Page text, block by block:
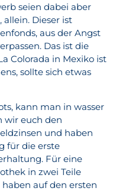
seien dabei aber
Dieser ist
aus der Angst
Das ist die
Colorada in Mexiko ist
sollte sich etwas
kann man in wasser
wir euch den
und haben
für die erste
Für eine
in zwei Teile
auf den ersten